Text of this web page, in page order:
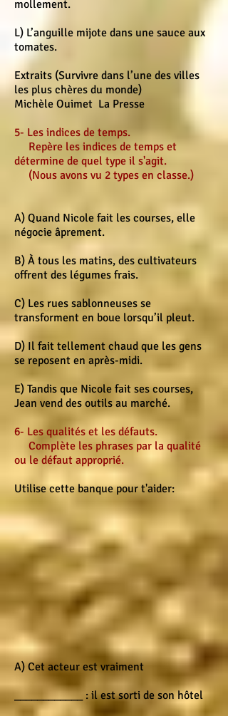
mollement.
L) L’anguille mijote dans une sauce aux
tomates.
Extraits (Survivre dans l’une des villes
les plus chères du monde)
Michèle Ouimet La Presse
5- Les indices de temps.
Repère les indices de temps et
détermine de quel type il s'agit.
(Nous avons vu 2 types en classe.)
A) Quand Nicole fait les courses, elle
négocie âprement.
B) À tous les matins, des cultivateurs
offrent des légumes frais.
C) Les rues sablonneuses se
transforment en boue lorsqu’il pleut.
D) Il fait tellement chaud que les gens
se reposent en après-midi.
E) Tandis que Nicole fait ses courses,
Jean vend des outils au marché.
6- Les qualités et les défauts.
Complète les phrases par la qualité
ou le défaut approprié.
Utilise cette banque pour t'aider:
A) Cet acteur est vraiment
____________ : il est sorti de son hôtel